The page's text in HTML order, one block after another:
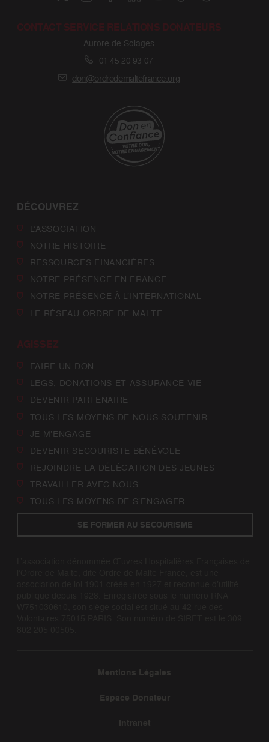
CONTACT SERVICE RELATIONS DONATEURS
Aurore de Solages
01 45 20 93 07
don@ordredemaltefrance.org
DÉCOUVREZ
L’ASSOCIATION
NOTRE HISTOIRE
RESSOURCES FINANCIÈRES
NOTRE PRÉSENCE EN FRANCE
NOTRE PRÉSENCE À L’INTERNATIONAL
LE RÉSEAU ORDRE DE MALTE
AGISSEZ
FAIRE UN DON
LEGS, DONATIONS ET ASSURANCE-VIE
DEVENIR PARTENAIRE
TOUS LES MOYENS DE NOUS SOUTENIR
JE M’ENGAGE
DEVENIR SECOURISTE BÉNÉVOLE
REJOINDRE LA DÉLÉGATION DES JEUNES
TRAVAILLER AVEC NOUS
TOUS LES MOYENS DE S’ENGAGER
SE FORMER AU SECOURISME
Mentions Légales
Espace Donateur
Intranet